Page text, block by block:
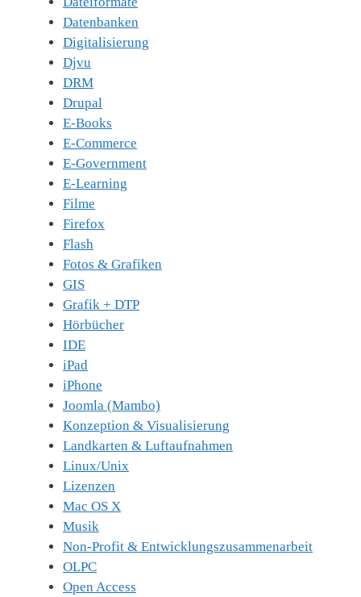
Datenbanken
Digitalisierung
Djvu
DRM
Drupal
E-Books
E-Commerce
E-Government
E-Learning
Filme
Firefox
Flash
Fotos & Grafiken
GIS
Grafik + DTP
Hörbücher
IDE
iPad
iPhone
Joomla (Mambo)
Konzeption & Visualisierung
Landkarten & Luftaufnahmen
Linux/Unix
Lizenzen
Mac OS X
Musik
Non-Profit & Entwicklungszusammenarbeit
OLPC
Open Access